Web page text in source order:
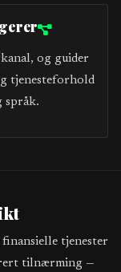
og guider
tjenesteforhold
språk.
finansielle tjenester
tilnærming —